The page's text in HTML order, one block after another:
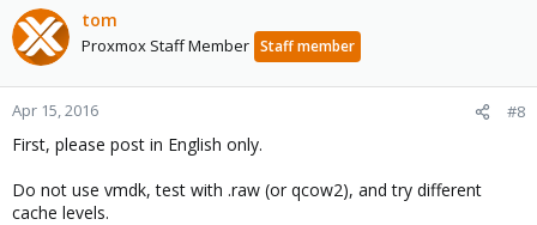
tom
Proxmox Staff Member Staff member
Apr 15, 2016 #8
First, please post in English only.
Do not use vmdk, test with .raw (or qcow2), and try different
cache levels.